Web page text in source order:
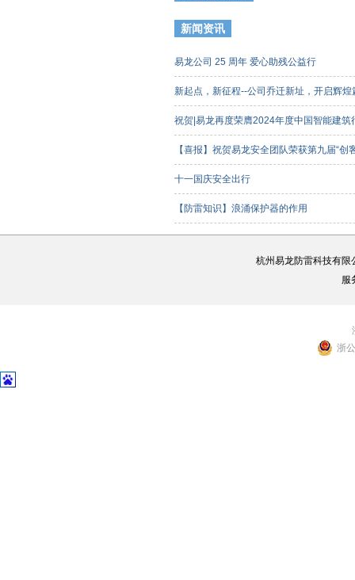
新闻资讯
易龙公司 25 周年 爱心助残公益行
新起点，新征程--公司乔迁新址，开启辉
祝贺|易龙再度荣膺2024年度中国智能建
【喜报】祝贺易龙安全团队荣获第九届“
十一国庆安全出行
【防雷知识】浪涌保护器的作用
杭州易龙防雷科技有限
服
浙